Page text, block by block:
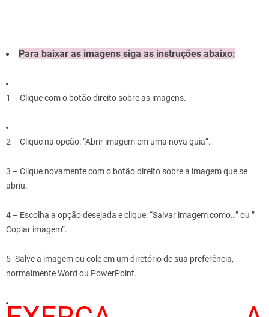
Para baixar as imagens siga as instruções abaixo:
1 – Clique com o botão direito sobre as imagens.
2 – Clique na opção: “Abrir imagem em uma nova guia”.
3 – Clique novamente com o botão direito sobre a imagem que se
abriu.
4 – Escolha a opção desejada e clique: “Salvar imagem como…” ou ”
Copiar imagem”.
5- Salve a imagem ou cole em um diretório de sua preferência,
normalmente Word ou PowerPoint.